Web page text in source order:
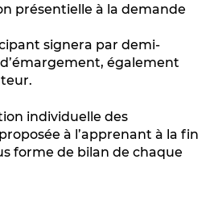
présentielle à la demande
signera par demi-
également
individuelle des
à l’apprenant à la fin
forme de bilan de chaque